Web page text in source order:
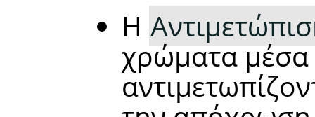
Η
χρώματα μέσα